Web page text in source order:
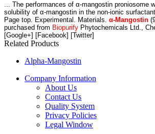
... The performances of α-mangostin proniosome
solubility of α-mangostin in the non-ionic
Page top. Experimental. Materials. α-Mangostin
purchased from Biopurify Phytochemicals Ltd.,
[Google+] [Facebook] [Twitter]
Related Products
Alpha-Mangostin
Company Information
About Us
Contact Us
Quality System
Privacy Policies
Legal Window